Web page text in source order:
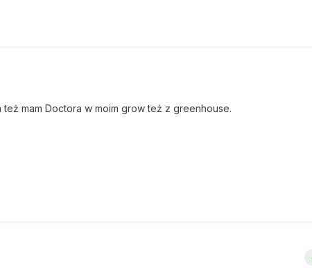
mam Doctora w moim grow też z greenhouse.